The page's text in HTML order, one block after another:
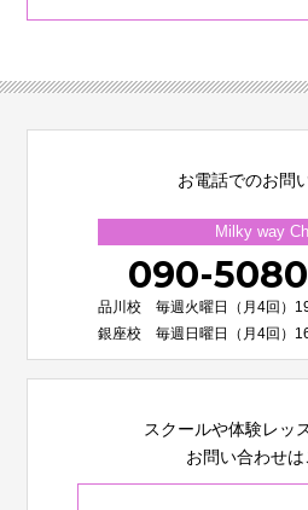
お電話でのお問
Milky way
090-
品川校 毎週火曜日（月4回）
銀座校 毎週日曜日（月4回）
スクールや体験レッ
お問い合わせは